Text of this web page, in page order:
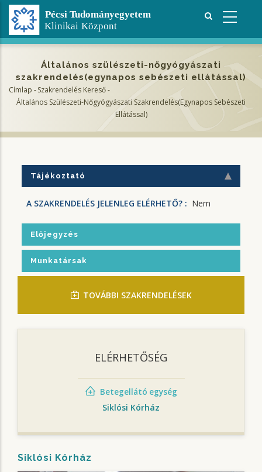
Ugrás
tartalomra
Általános szülészeti-nőgyógyászati
szakrendelés(egynapos sebészeti ellátással)
Morzsa
Címlap -Szakrendelés Kereső-
Általános Szülészeti-Nőgyógyászati Szakrendelés(egynapos Sebészeti
Ellátással)
Tájékoztató
A SZAKRENDELÉS JELENLEG ELÉRHETŐ? : Nem
Előjegyzés
Munkatársak
TOVÁBBI SZAKRENDELÉSEK
ELÉRHETŐSÉG
Betegellátó egység
Siklósi Kórház
Siklósi Kórház